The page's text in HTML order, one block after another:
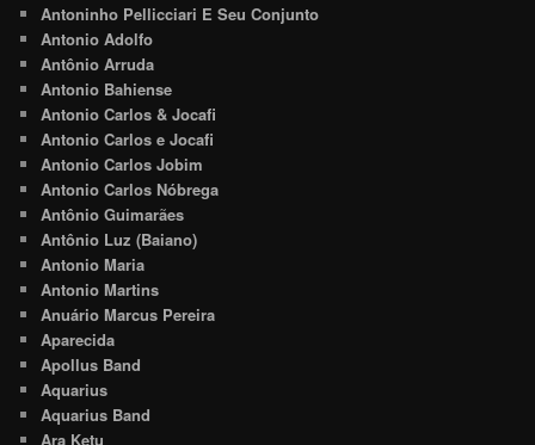
Antoninho Pellicciari E Seu Conjunto
Antonio Adolfo
Antônio Arruda
Antonio Bahiense
Antonio Carlos & Jocafi
Antonio Carlos e Jocafi
Antonio Carlos Jobim
Antonio Carlos Nóbrega
Antônio Guimarães
Antônio Luz (Baiano)
Antonio Maria
Antonio Martins
Anuário Marcus Pereira
Aparecida
Apollus Band
Aquarius
Aquarius Band
Ara Ketu